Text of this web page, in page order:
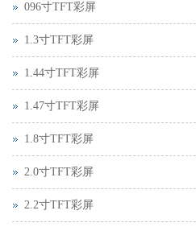
096寸TFT彩屏
1.3寸TFT彩屏
1.44寸TFT彩屏
1.47寸TFT彩屏
1.8寸TFT彩屏
2.0寸TFT彩屏
2.2寸TFT彩屏